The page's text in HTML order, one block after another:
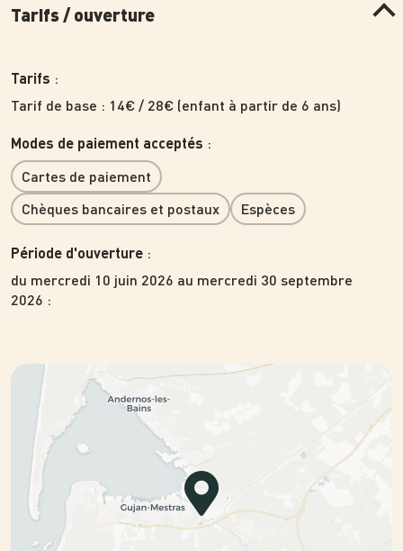
Tarifs / ouverture
Tarifs :
Tarif de base : 14€ / 28€ (enfant à partir de 6 ans)
Modes de paiement acceptés :
Cartes de paiement
Chèques bancaires et postaux
Espèces
Période d'ouverture :
du mercredi 10 juin 2026 au mercredi 30 septembre
2026 :